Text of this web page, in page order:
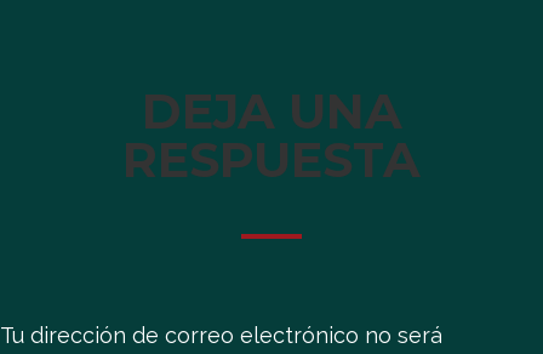
DEJA UNA
RESPUESTA
Tu dirección de correo electrónico no será